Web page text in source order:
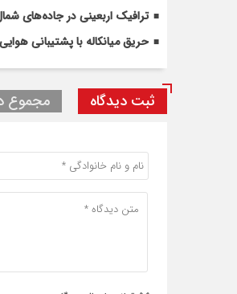
ترافیک اربعینی در جاده‌های
حریق میانکاله با پشتیبانی
ثبت دیدگاه مجموع